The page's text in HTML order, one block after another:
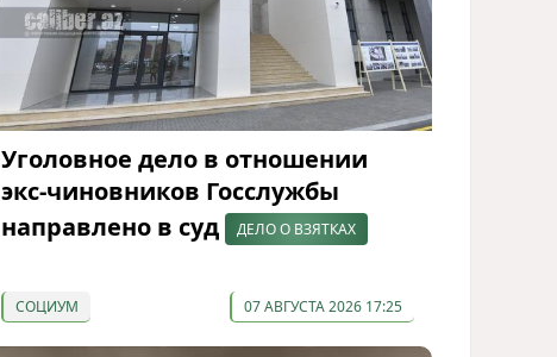
Уголовное дело в отношении
экс-чиновников Госслужбы
направлено в суд
ДЕЛО О ВЗЯТКАХ
СОЦИУМ 07 АВГУСТА 2026 17:25